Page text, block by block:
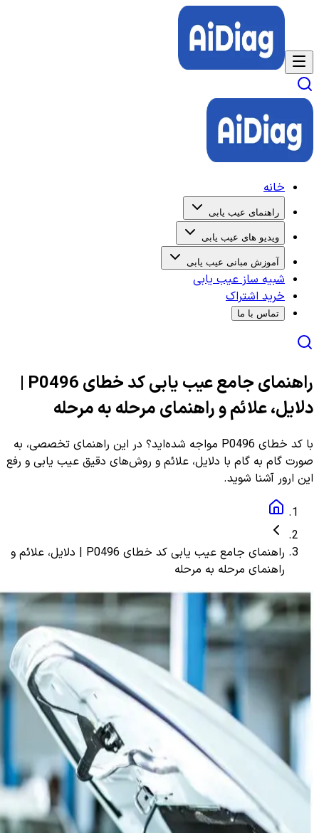
خانه
راهنمای عیب یابی
ویدیو های عیب یابی
آموزش مبانی عیب یابی
شبیه ساز عیب یابی
خرید اشتراک
تماس با ما
راهنمای جامع عیب یابی کد خطای P0496 |
دلایل، علائم و راهنمای مرحله به مرحله
با کد خطای P0496 مواجه شده‌اید؟ در این راهنمای تخصصی، به
صورت گام به گام با دلایل، علائم و روش‌های دقیق عیب یابی و رفع
این ارور آشنا شوید.
راهنمای جامع عیب یابی کد خطای P0496 | دلایل، علائم و
راهنمای مرحله به مرحله